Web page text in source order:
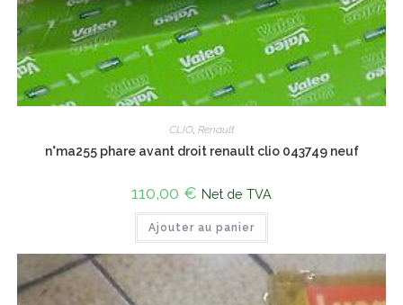
CLIO, Renault
n°ma255 phare avant droit renault clio 043749 neuf
110,00 € Net de TVA
Ajouter au panier